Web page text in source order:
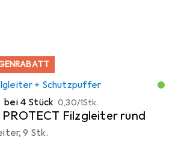
+ Schutzpuffer
bei 4 Stück EUR
0,30/1Stk.
PROTECT Filzgleiter rund
9 Stk.